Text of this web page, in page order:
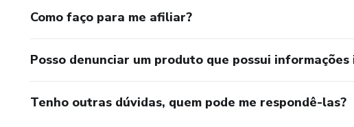
Como faço para me afiliar?
Posso denunciar um produto que possui informações
Tenho outras dúvidas, quem pode me respondê-las?